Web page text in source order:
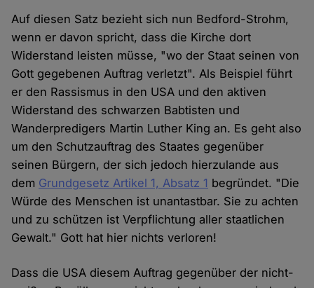
Auf diesen Satz bezieht sich nun Bedford-Strohm,
wenn er davon spricht, dass die Kirche dort
Widerstand leisten müsse, "wo der Staat seinen von
Gott gegebenen Auftrag verletzt". Als Beispiel führt
er den Rassismus in den USA und den aktiven
Widerstand des schwarzen Babtisten und
Wanderpredigers Martin Luther King an. Es geht also
um den Schutzauftrag des Staates gegenüber
seinen Bürgern, der sich jedoch hierzulande aus
dem Grundgesetz Artikel 1, Absatz 1 begründet. "Die
Würde des Menschen ist unantastbar. Sie zu achten
und zu schützen ist Verpflichtung aller staatlichen
Gewalt." Gott hat hier nichts verloren!
Dass die USA diesem Auftrag gegenüber der nicht-